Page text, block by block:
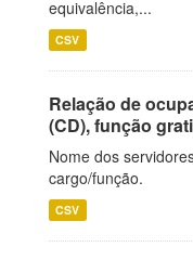
equivalência,...
CSV
Relação de
(CD), função
Nome dos
cargo/função.
CSV